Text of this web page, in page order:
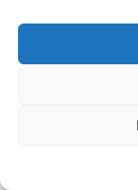
Löschung
wir die
jedoch zur
Sie